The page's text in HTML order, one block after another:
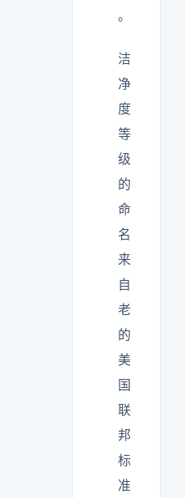
。
洁
净
度
等
级
的
命
名
来
自
老
的
美
国
联
邦
标
准